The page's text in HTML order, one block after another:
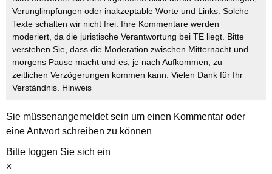
Verunglimpfungen oder inakzeptable Worte und Links. Solche
Texte schalten wir nicht frei. Ihre Kommentare werden
moderiert, da die juristische Verantwortung bei TE liegt. Bitte
verstehen Sie, dass die Moderation zwischen Mitternacht und
morgens Pause macht und es, je nach Aufkommen, zu
zeitlichen Verzögerungen kommen kann. Vielen Dank für Ihr
Verständnis. Hinweis
Sie müssenangemeldetsein um einen Kommentar oder
eine Antwort schreiben zu können
Bitte loggen Sie sich ein
×